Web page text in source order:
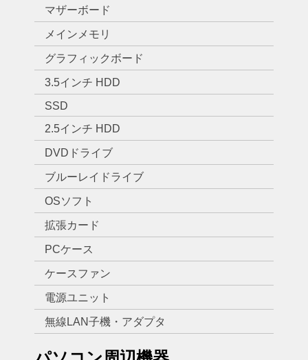
マザーボード
メインメモリ
グラフィックボード
3.5インチ HDD
SSD
2.5インチ HDD
DVDドライブ
ブルーレイドライブ
OSソフト
拡張カード
PCケース
ケースファン
電源ユニット
無線LAN子機・アダプタ